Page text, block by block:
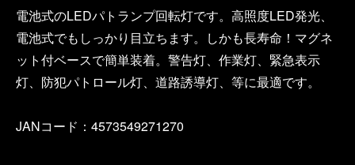
電池式のLEDパトランプ回転灯です。高照度LED発光、
電池式でもしっかり目立ちます。しかも長寿命！マグネ
ット付ベースで簡単装着。警告灯、作業灯、緊急表示
灯、防犯パトロール灯、道路誘導灯、等に最適です。
JANコード：4573549271270